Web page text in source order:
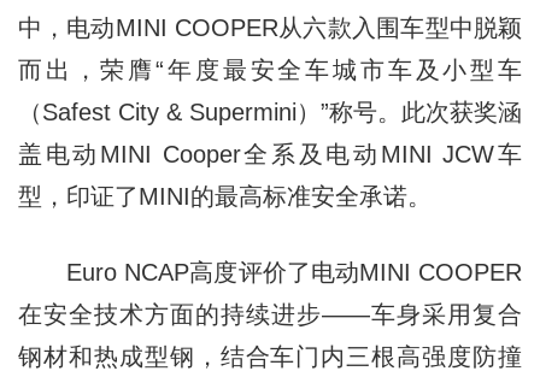
中，电动MINI COOPER从六款入围车型中脱颖
而出，荣膺“年度最安全车城市车及小型车
（Safest City & Supermini）”称号。此次获奖涵
盖电动MINI Cooper全系及电动MINI JCW车
型，印证了MINI的最高标准安全承诺。
Euro NCAP高度评价了电动MINI COOPER
在安全技术方面的持续进步——车身采用复合
钢材和热成型钢，结合车门内三根高强度防撞